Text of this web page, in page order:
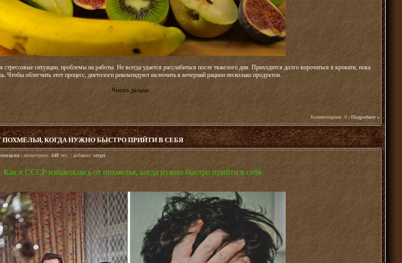
ситуации, проблемы на работы. Не всегда удается расслабиться после тяжелого дня. Приходится долго ворочаться в кровати, пока
Чтобы облегчить этот процесс, диетологи рекомендуют включить в вечерний рацион несколько продуктов.
Читать дальше...
Комментариев: 0 |Подробнее »
ПОХМЕЛЬЯ, КОГДА НУЖНО БЫСТРО ПРИЙТИ В СЕБЯ
| посмотрело:448чел. | добавил: sergei
Как в СССР избавлялись от похмелья, когда нужно быстро прийти в себя